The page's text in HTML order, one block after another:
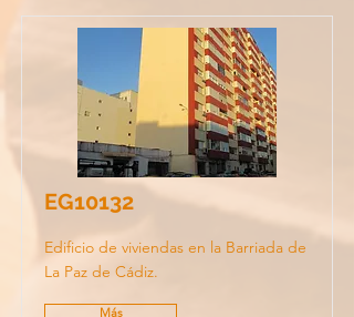
EG10132
Edificio de viviendas en la Barriada de
La Paz de Cádiz.
Más